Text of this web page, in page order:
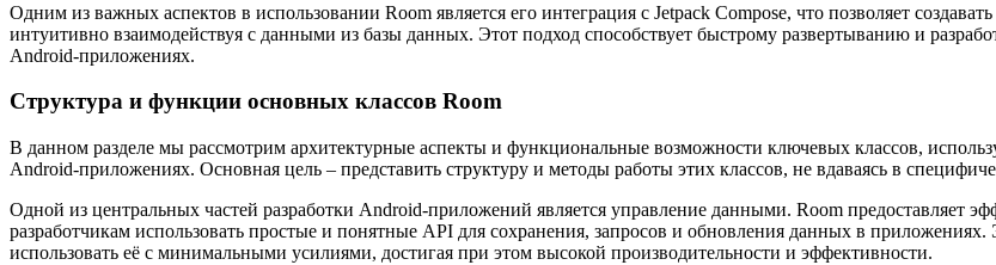
Одним из важных аспектов в использовании Room является его интеграция с Jetpack Compose, что позволяет
интуитивно взаимодействуя с данными из базы данных. Этот подход способствует быстрому развертыванию и
Android-приложениях.
Структура и функции основных классов Room
В данном разделе мы рассмотрим архитектурные аспекты и функциональные возможности ключевых классов,
Android-приложениях. Основная цель – представить структуру и методы работы этих классов, не вдаваясь в
Одной из центральных частей разработки Android-приложений является управление данными. Room предоставляет
разработчикам использовать простые и понятные API для сохранения, запросов и обновления данных в
использовать её с минимальными усилиями, достигая при этом высокой производительности и эффективности.